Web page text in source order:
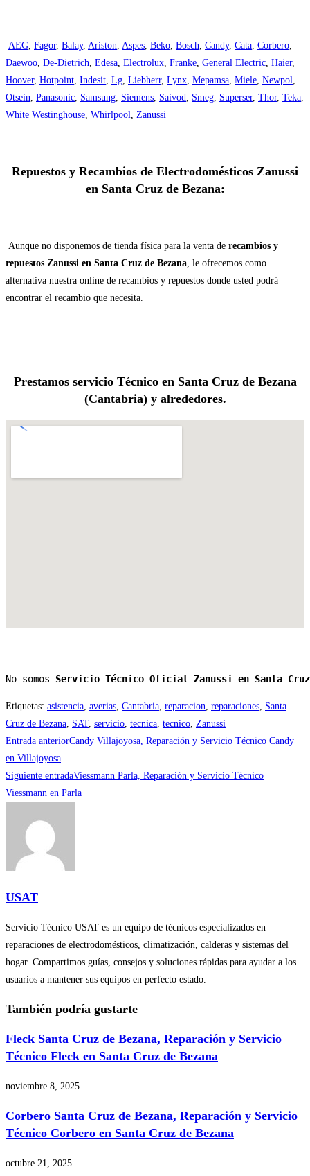
AEG, Fagor, Balay, Ariston, Aspes, Beko, Bosch, Candy, Cata, Corbero,
Daewoo, De-Dietrich, Edesa, Electrolux, Franke, General Electric, Haier,
Hoover, Hotpoint, Indesit, Lg, Liebherr, Lynx, Mepamsa, Miele, Newpol,
Otsein, Panasonic, Samsung, Siemens, Saivod, Smeg, Superser, Thor, Teka,
White Westinghouse, Whirlpool, Zanussi
Repuestos y Recambios de Electrodomésticos Zanussi
en Santa Cruz de Bezana:
Aunque no disponemos de tienda física para la venta de recambios y
repuestos Zanussi en Santa Cruz de Bezana, le ofrecemos como
alternativa nuestra online de recambios y repuestos donde usted podrá
encontrar el recambio que necesita.
Prestamos servicio Técnico en Santa Cruz de Bezana
(Cantabria) y alrededores.
No somos Servicio Técnico Oficial Zanussi en Santa Cruz
Etiquetas: asistencia, averias, Cantabria, reparacion, reparaciones, Santa
Cruz de Bezana, SAT, servicio, tecnica, tecnico, Zanussi
Leer
más
artículos
Entrada anteriorCandy Villajoyosa, Reparación y Servicio Técnico Candy
en Villajoyosa
Siguiente entradaViessmann Parla, Reparación y Servicio Técnico
Viessmann en Parla
USAT
Servicio Técnico USAT es un equipo de técnicos especializados en
reparaciones de electrodomésticos, climatización, calderas y sistemas del
hogar. Compartimos guías, consejos y soluciones rápidas para ayudar a los
usuarios a mantener sus equipos en perfecto estado.
También podría gustarte
Fleck Santa Cruz de Bezana, Reparación y Servicio
Técnico Fleck en Santa Cruz de Bezana
noviembre 8, 2025
Corbero Santa Cruz de Bezana, Reparación y Servicio
Técnico Corbero en Santa Cruz de Bezana
octubre 21, 2025